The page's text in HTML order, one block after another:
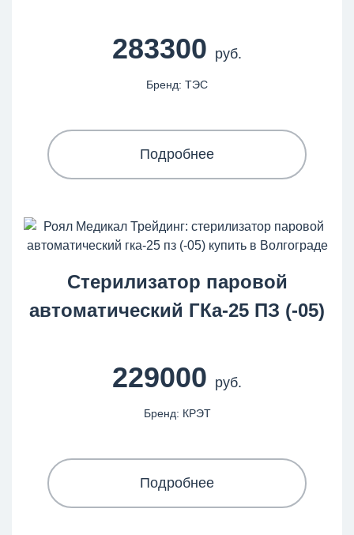
283300 руб.
Бренд: ТЭС
Подробнее
Стерилизатор паровой
автоматический ГКа-25 ПЗ (-05)
229000 руб.
Бренд: КРЭТ
Подробнее